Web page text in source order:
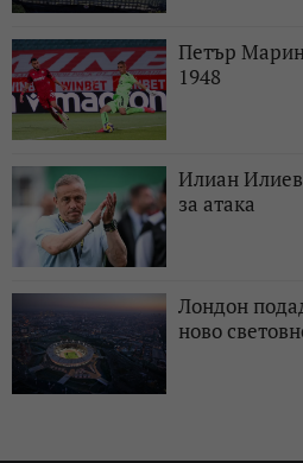
Петър
1948
Илиан
за атака
Лондон
ново